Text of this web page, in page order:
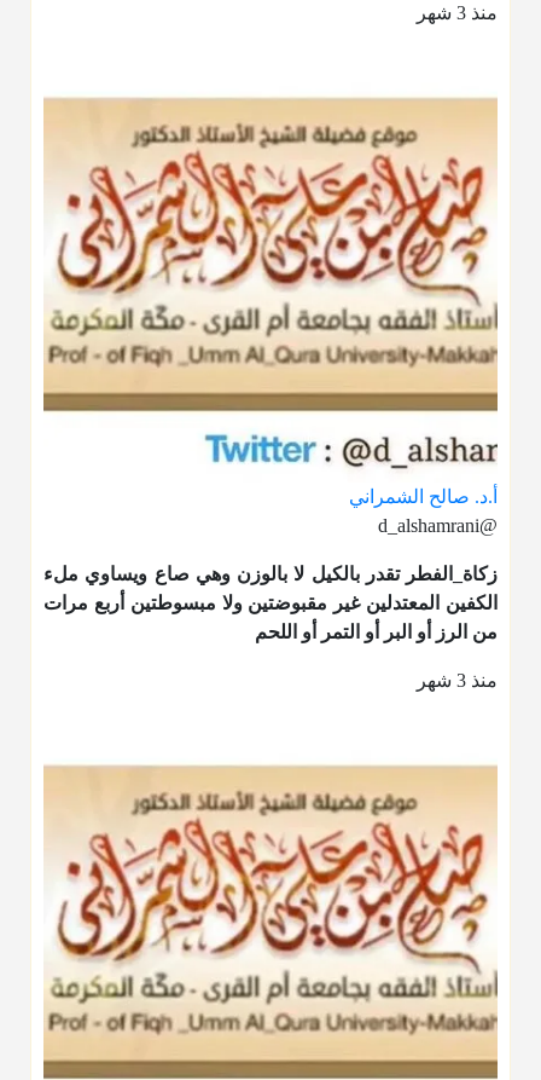
منذ 3 شهر
أ.د. صالح الشمراني
@d_alshamrani
زكاة_الفطر تقدر بالكيل لا بالوزن وهي صاع ويساوي ملء
الكفين المعتدلين غير مقبوضتين ولا مبسوطتين أربع مرات
من الرز أو البر أو التمر أو اللحم
منذ 3 شهر